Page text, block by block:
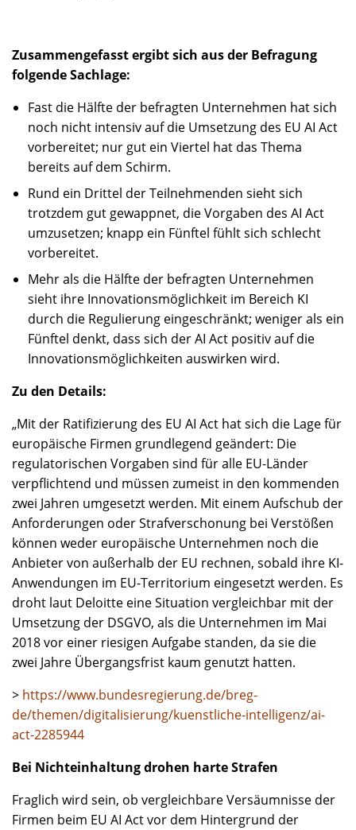
Zusammengefasst ergibt sich aus der Befragung
folgende Sachlage:
Fast die Hälfte der befragten Unternehmen hat sich
noch nicht intensiv auf die Umsetzung des EU AI Act
vorbereitet; nur gut ein Viertel hat das Thema
bereits auf dem Schirm.
Rund ein Drittel der Teilnehmenden sieht sich
trotzdem gut gewappnet, die Vorgaben des AI Act
umzusetzen; knapp ein Fünftel fühlt sich schlecht
vorbereitet.
Mehr als die Hälfte der befragten Unternehmen
sieht ihre Innovationsmöglichkeit im Bereich KI
durch die Regulierung eingeschränkt; weniger als ein
Fünftel denkt, dass sich der AI Act positiv auf die
Innovationsmöglichkeiten auswirken wird.
Zu den Details:
„Mit der Ratifizierung des EU AI Act hat sich die Lage für
europäische Firmen grundlegend geändert: Die
regulatorischen Vorgaben sind für alle EU-Länder
verpflichtend und müssen zumeist in den kommenden
zwei Jahren umgesetzt werden. Mit einem Aufschub der
Anforderungen oder Strafverschonung bei Verstößen
können weder europäische Unternehmen noch die
Anbieter von außerhalb der EU rechnen, sobald ihre KI-
Anwendungen im EU-Territorium eingesetzt werden. Es
droht laut Deloitte eine Situation vergleichbar mit der
Umsetzung der DSGVO, als die Unternehmen im Mai
2018 vor einer riesigen Aufgabe standen, da sie die
zwei Jahre Übergangsfrist kaum genutzt hatten.
> https://www.bundesregierung.de/breg-
de/themen/digitalisierung/kuenstliche-intelligenz/ai-
act-2285944
Bei Nichteinhaltung drohen harte Strafen
Fraglich wird sein, ob vergleichbare Versäumnisse der
Firmen beim EU AI Act vor dem Hintergrund der